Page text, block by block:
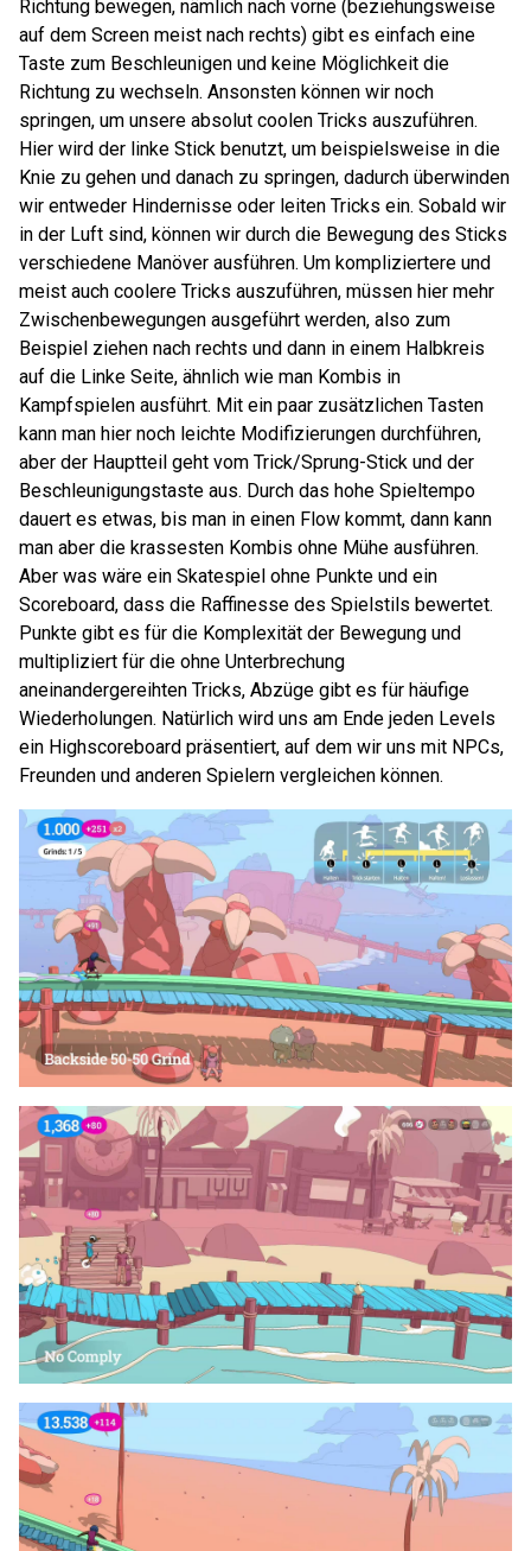
Richtung bewegen, nämlich nach vorne (beziehungsweise
auf dem Screen meist nach rechts) gibt es einfach eine
Taste zum Beschleunigen und keine Möglichkeit die
Richtung zu wechseln. Ansonsten können wir noch
springen, um unsere absolut coolen Tricks auszuführen.
Hier wird der linke Stick benutzt, um beispielsweise in die
Knie zu gehen und danach zu springen, dadurch überwinden
wir entweder Hindernisse oder leiten Tricks ein. Sobald wir
in der Luft sind, können wir durch die Bewegung des Sticks
verschiedene Manöver ausführen. Um kompliziertere und
meist auch coolere Tricks auszuführen, müssen hier mehr
Zwischenbewegungen ausgeführt werden, also zum
Beispiel ziehen nach rechts und dann in einem Halbkreis
auf die Linke Seite, ähnlich wie man Kombis in
Kampfspielen ausführt. Mit ein paar zusätzlichen Tasten
kann man hier noch leichte Modifizierungen durchführen,
aber der Hauptteil geht vom Trick/Sprung-Stick und der
Beschleunigungstaste aus. Durch das hohe Spieltempo
dauert es etwas, bis man in einen Flow kommt, dann kann
man aber die krassesten Kombis ohne Mühe ausführen.
Aber was wäre ein Skatespiel ohne Punkte und ein
Scoreboard, dass die Raffinesse des Spielstils bewertet.
Punkte gibt es für die Komplexität der Bewegung und
multipliziert für die ohne Unterbrechung
aneinandergereihten Tricks, Abzüge gibt es für häufige
Wiederholungen. Natürlich wird uns am Ende jeden Levels
ein Highscoreboard präsentiert, auf dem wir uns mit NPCs,
Freunden und anderen Spielern vergleichen können.